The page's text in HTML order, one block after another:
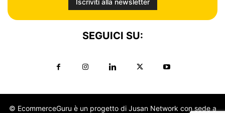
SEGUICI SU:
© EcommerceGuru è un progetto di Jusan Network con sede a